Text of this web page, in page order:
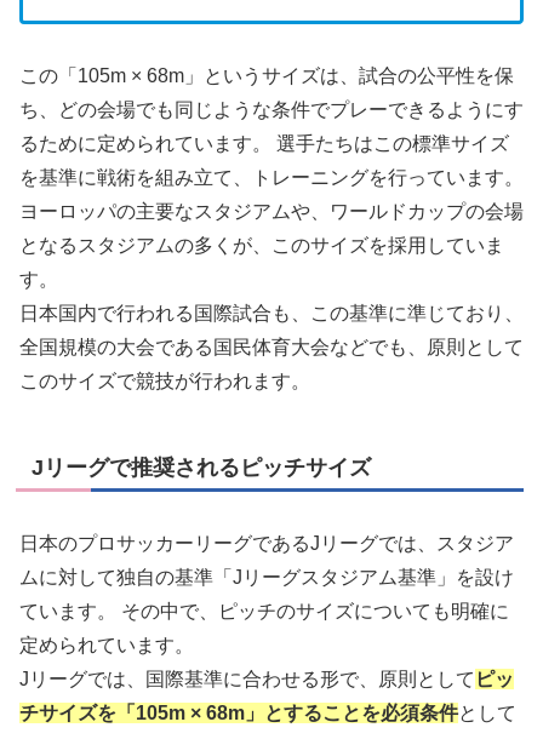
この「105m × 68m」というサイズは、試合の公平性を保
ち、どの会場でも同じような条件でプレーできるようにす
るために定められています。 選手たちはこの標準サイズ
を基準に戦術を組み立て、トレーニングを行っています。
ヨーロッパの主要なスタジアムや、ワールドカップの会場
となるスタジアムの多くが、このサイズを採用していま
す。
日本国内で行われる国際試合も、この基準に準じており、
全国規模の大会である国民体育大会などでも、原則として
このサイズで競技が行われます。
Jリーグで推奨されるピッチサイズ
日本のプロサッカーリーグであるJリーグでは、スタジア
ムに対して独自の基準「Jリーグスタジアム基準」を設け
ています。 その中で、ピッチのサイズについても明確に
定められています。
Jリーグでは、国際基準に合わせる形で、原則として ピッ
チサイズを「105m × 68m」とすることを必須条件として